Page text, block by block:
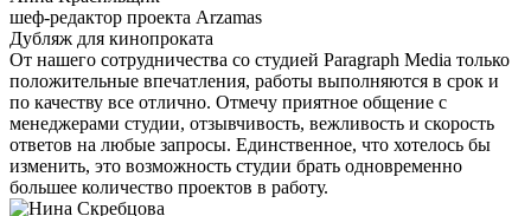
шеф-редактор проекта Arzamas
Дубляж для кинопроката
От нашего сотрудничества со студией Paragraph Media только
положительные впечатления, работы выполняются в срок и
по качеству все отлично. Отмечу приятное общение с
менеджерами студии, отзывчивость, вежливость и скорость
ответов на любые запросы. Единственное, что хотелось бы
изменить, это возможность студии брать одновременно
большее количество проектов в работу.